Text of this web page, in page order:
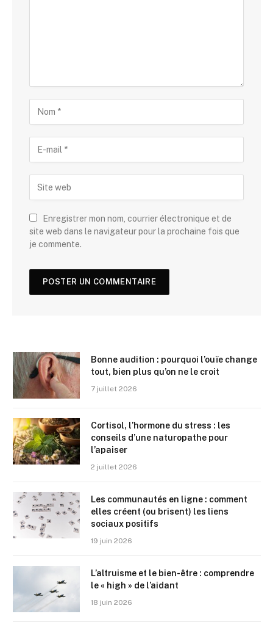
Enregistrer mon nom, courrier électronique et de
site web dans le navigateur pour la prochaine fois que
je commente.
Bonne audition : pourquoi l’ouïe change
tout, bien plus qu’on ne le croit
7 juillet 2026
Cortisol, l’hormone du stress : les
conseils d’une naturopathe pour
l’apaiser
2 juillet 2026
Les communautés en ligne : comment
elles créent (ou brisent) les liens
sociaux positifs
19 juin 2026
L’altruisme et le bien-être : comprendre
le « high » de l’aidant
18 juin 2026